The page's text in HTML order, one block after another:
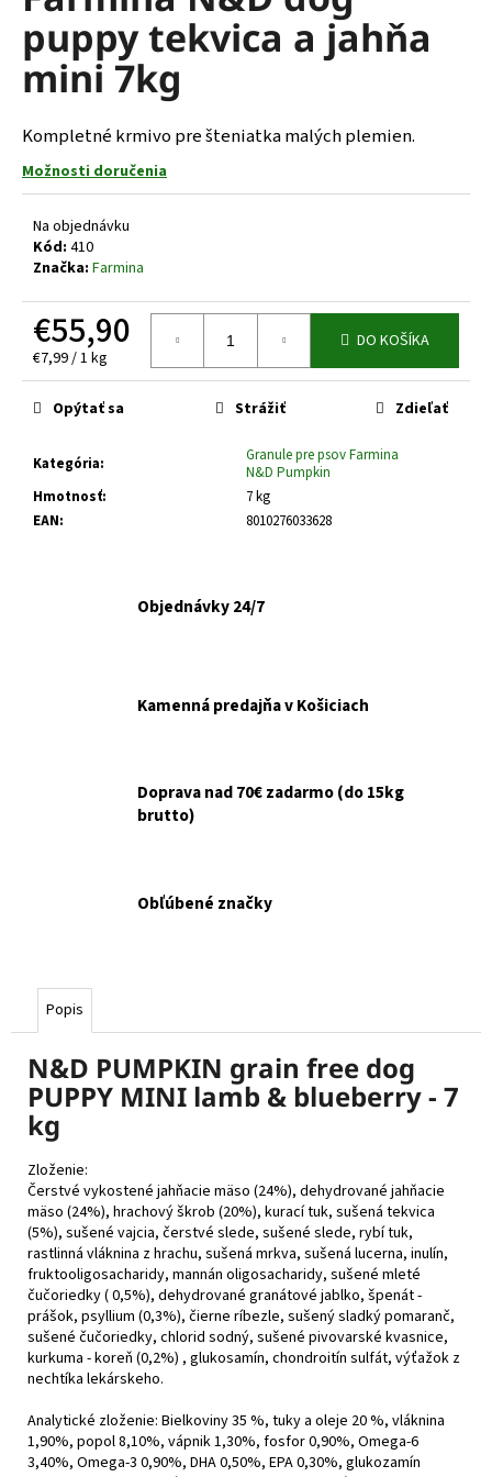
5
hviezdičiek.
puppy tekvica a jahňa
mini 7kg
Kompletné krmivo pre šteniatka malých plemien.
Možnosti doručenia
Na objednávku
Kód: 410
Značka: Farmina
€55,90
Jednotková
cena:
€7,99 / 1 kg
DO KOŠÍKA
Kategória:
Granule pre psov Farmina
N&D Pumpkin
Hmotnosť:
7 kg
EAN: 8010276033628
Opýtať sa Strážiť Zdieľať
Objednávky 24/7
Kamenná predajňa v Košiciach
Doprava nad 70€ zadarmo (do 15kg
brutto)
Obľúbené značky
Popis
N&D PUMPKIN grain free dog
PUPPY MINI lamb & blueberry - 7
kg
Zloženie:
Čerstvé vykostené jahňacie mäso (24%), dehydrované jahňacie
mäso (24%), hrachový škrob (20%), kurací tuk, sušená tekvica
(5%), sušené vajcia, čerstvé slede, sušené slede, rybí tuk,
rastlinná vláknina z hrachu, sušená mrkva, sušená lucerna, inulín,
fruktooligosacharidy, mannán oligosacharidy, sušené mleté
čučoriedky ( 0,5%), dehydrované granátové jablko, špenát -
prášok, psyllium (0,3%), čierne ríbezle, sušený sladký pomaranč,
sušené čučoriedky, chlorid sodný, sušené pivovarské kvasnice,
kurkuma - koreň (0,2%) , glukosamín, chondroitín sulfát, výťažok z
nechtíka lekárskeho.
Analytické zloženie: Bielkoviny 35 %, tuky a oleje 20 %, vláknina
1,90%, popol 8,10%, vápnik 1,30%, fosfor 0,90%, Omega-6
3,40%, Omega-3 0,90%, DHA 0,50%, EPA 0,30%, glukozamín
á
j
s
?
O
d
p
o
ú
a